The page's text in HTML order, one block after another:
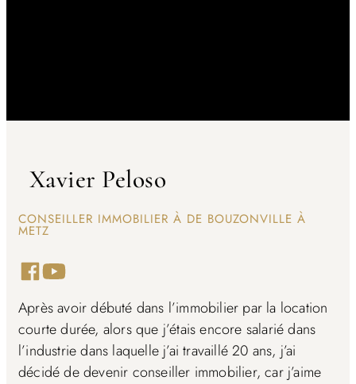
Xavier Peloso
CONSEILLER IMMOBILIER À DE BOUZONVILLE À
METZ
Connectons-nous sur LinkedIn
Découvrez ma chaîne Youtube
Après avoir débuté dans l’immobilier par la location
courte durée, alors que j’étais encore salarié dans
l’industrie dans laquelle j’ai travaillé 20 ans, j’ai
décidé de devenir conseiller immobilier, car j’aime